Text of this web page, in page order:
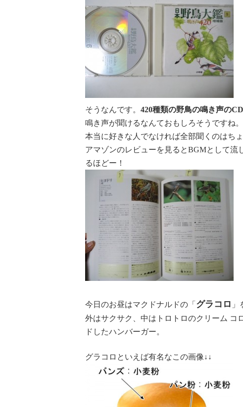
そうなんです。 420種類の野鳥の鳴き声のCD
鳴き声が聞けるなんておもしろそうですね。
本当に好きな人でなければ全部聞くのはち
アマゾンのレビューを見るとBGMとして流
るほどー！
今日のお昼はマクドナルドの「 グラコロ
外はサクサク、中はトロトロのクリーム コ
ドしたハンバーガー。
グラコロといえば有名なこの画像↓↓